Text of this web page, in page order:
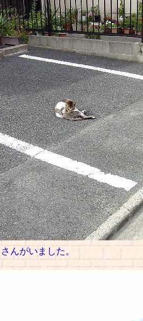
んがいました。